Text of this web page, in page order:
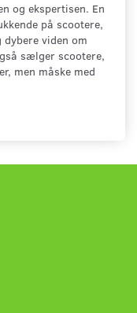
og ekspertisen. En
på scootere,
viden om
sælger scootere,
men måske med